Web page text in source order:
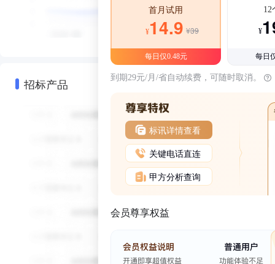
招标产品
首月试用
¥14.9 ¥39
每日仅0.48元
12
¥
每日
到期29元/月/省自动续费，可随时取消。
标讯详情查看
关键电话直连
甲方分析查询
会员尊享权益